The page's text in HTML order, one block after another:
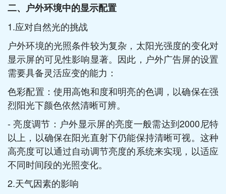
二、户外环境中的显示配置
1.应对自然光的挑战
户外环境的光照条件较为复杂，太阳光强度的变化对
显示屏的可见性影响显著。因此，户外广告屏的设置
需要具备灵活应变的能力：
色彩配置：使用高饱和度和明亮的色调，以确保在强
烈阳光下颜色依然清晰可辨。
- 亮度调节：户外显示屏的亮度一般需达到2000尼特
以上，以确保在阳光直射下仍能保持清晰可视。这种
高亮度可以通过自动调节亮度的系统来实现，以适应
不同时间段的光照变化。
2.天气因素的影响